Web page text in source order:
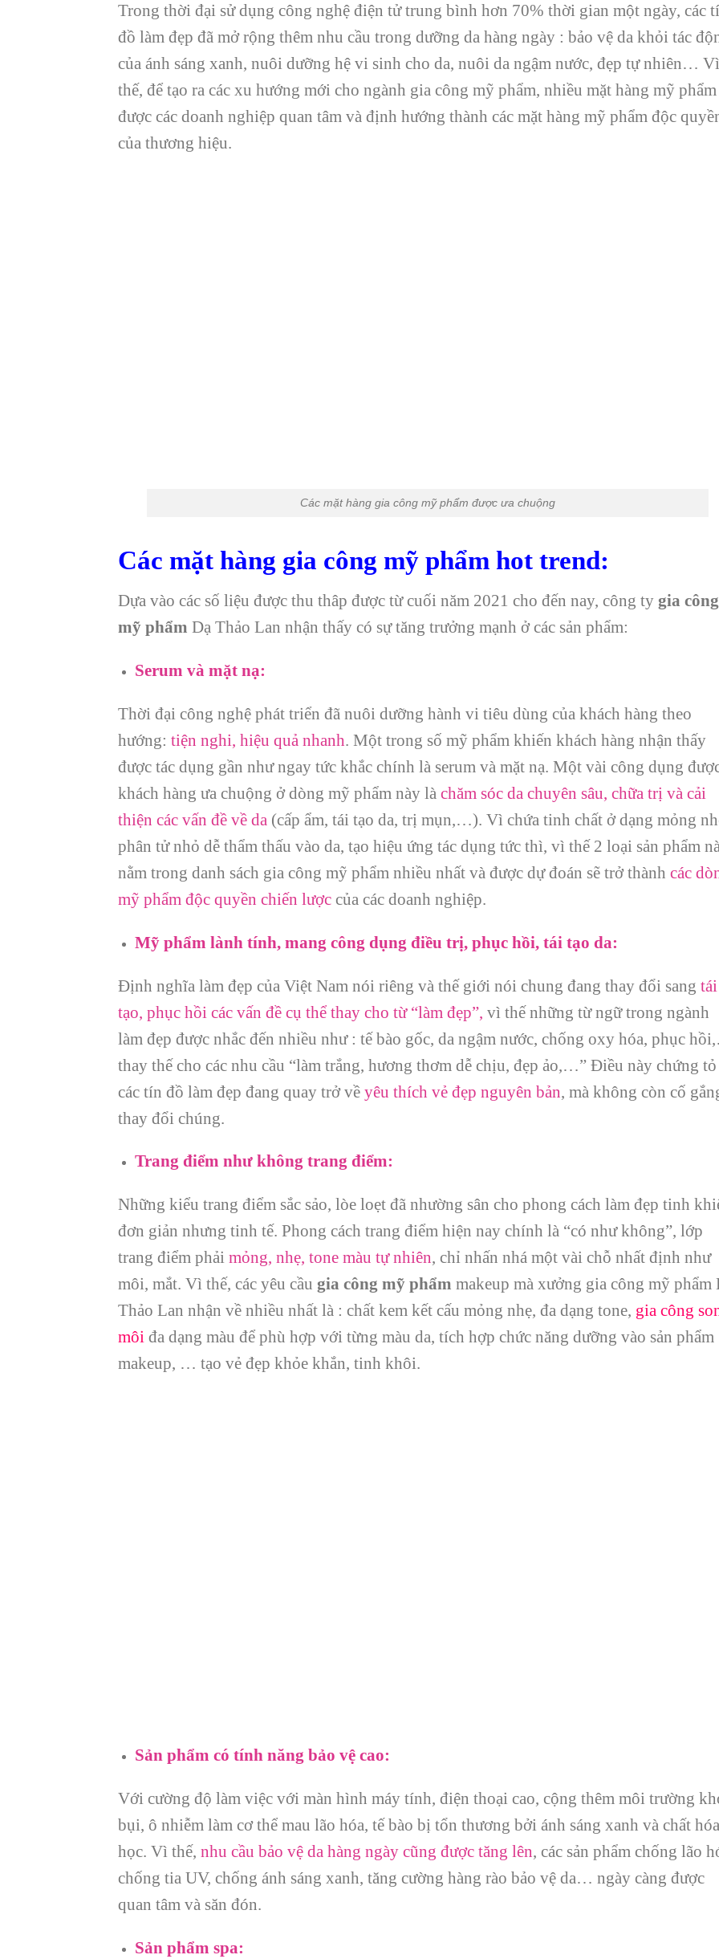
Trong thời đại sử dụng công nghệ điện tử trung bình hơn 70% thời gian một ngày, các
đồ làm đẹp đã mở rộng thêm nhu cầu trong dưỡng da hàng ngày : bảo vệ da khỏi tác
của ánh sáng xanh, nuôi dưỡng hệ vi sinh cho da, nuôi da ngậm nước, đẹp tự nhiên… Vì
thế, để tạo ra các xu hướng mới cho ngành gia công mỹ phẩm, nhiều mặt hàng mỹ phẩm
được các doanh nghiệp quan tâm và định hướng thành các mặt hàng mỹ phẩm độc
của thương hiệu.
Các mặt hàng gia công mỹ phẩm được ưa chuộng
Các mặt hàng gia công mỹ phẩm hot trend:
Dựa vào các số liệu được thu thâp được từ cuối năm 2021 cho đến nay, công ty gia công
mỹ phẩm Dạ Thảo Lan nhận thấy có sự tăng trưởng mạnh ở các sản phẩm:
Serum và mặt nạ:
Thời đại công nghệ phát triển đã nuôi dưỡng hành vi tiêu dùng của khách hàng theo
hướng: tiện nghi, hiệu quả nhanh. Một trong số mỹ phẩm khiến khách hàng nhận thấy
được tác dụng gần như ngay tức khắc chính là serum và mặt nạ. Một vài công dụng
khách hàng ưa chuộng ở dòng mỹ phẩm này là chăm sóc da chuyên sâu, chữa trị và cải
thiện các vấn đề về da (cấp ẩm, tái tạo da, trị mụn,…). Vì chứa tinh chất ở dạng mỏng
phân tử nhỏ dễ thẩm thấu vào da, tạo hiệu ứng tác dụng tức thì, vì thế 2 loại sản phẩm
nằm trong danh sách gia công mỹ phẩm nhiều nhất và được dự đoán sẽ trở thành các
mỹ phẩm độc quyền chiến lược của các doanh nghiệp.
Mỹ phẩm lành tính, mang công dụng điều trị, phục hồi, tái tạo da:
Định nghĩa làm đẹp của Việt Nam nói riêng và thế giới nói chung đang thay đổi sang tái
tạo, phục hồi các vấn đề cụ thể thay cho từ “làm đẹp”, vì thế những từ ngữ trong ngành
làm đẹp được nhắc đến nhiều như : tế bào gốc, da ngậm nước, chống oxy hóa, phục
thay thế cho các nhu cầu “làm trắng, hương thơm dễ chịu, đẹp ảo,…” Điều này chứng tỏ
các tín đồ làm đẹp đang quay trở về yêu thích vẻ đẹp nguyên bản, mà không còn cố
thay đổi chúng.
Trang điểm như không trang điểm:
Những kiểu trang điểm sắc sảo, lòe loẹt đã nhường sân cho phong cách làm đẹp tinh
đơn giản nhưng tinh tế. Phong cách trang điểm hiện nay chính là “có như không”, lớp
trang điểm phải mỏng, nhẹ, tone màu tự nhiên, chỉ nhấn nhá một vài chỗ nhất định như
môi, mắt. Vì thế, các yêu cầu gia công mỹ phẩm makeup mà xưởng gia công mỹ phẩm
Thảo Lan nhận về nhiều nhất là : chất kem kết cấu mỏng nhẹ, đa dạng tone, gia công
môi đa dạng màu để phù hợp với từng màu da, tích hợp chức năng dưỡng vào sản phẩm
makeup, … tạo vẻ đẹp khỏe khắn, tinh khôi.
Sản phẩm có tính năng bảo vệ cao:
Với cường độ làm việc với màn hình máy tính, điện thoại cao, cộng thêm môi trường
bụi, ô nhiễm làm cơ thể mau lão hóa, tế bào bị tổn thương bởi ánh sáng xanh và chất hóa
học. Vì thế, nhu cầu bảo vệ da hàng ngày cũng được tăng lên, các sản phẩm chống lão
chống tia UV, chống ánh sáng xanh, tăng cường hàng rào bảo vệ da… ngày càng được
quan tâm và săn đón.
Sản phẩm spa: